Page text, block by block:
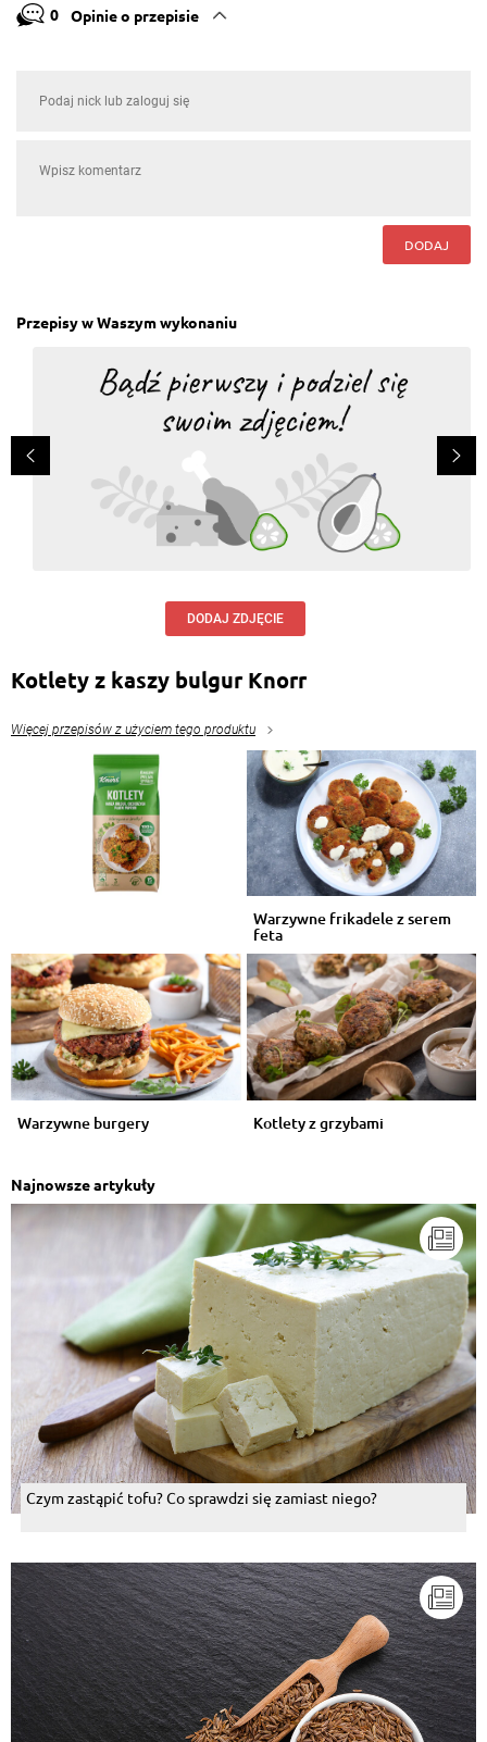
0 Opinie o przepisie
DODAJ
Przepisy w Waszym wykonaniu
DODAJ ZDJĘCIE
Kotlety z kaszy bulgur Knorr
Więcej przepisów z użyciem tego produktu
Warzywne frikadele z serem
feta
Warzywne burgery Kotlety z grzybami
Najnowsze artykuły
Czym zastąpić tofu? Co sprawdzi się zamiast niego?